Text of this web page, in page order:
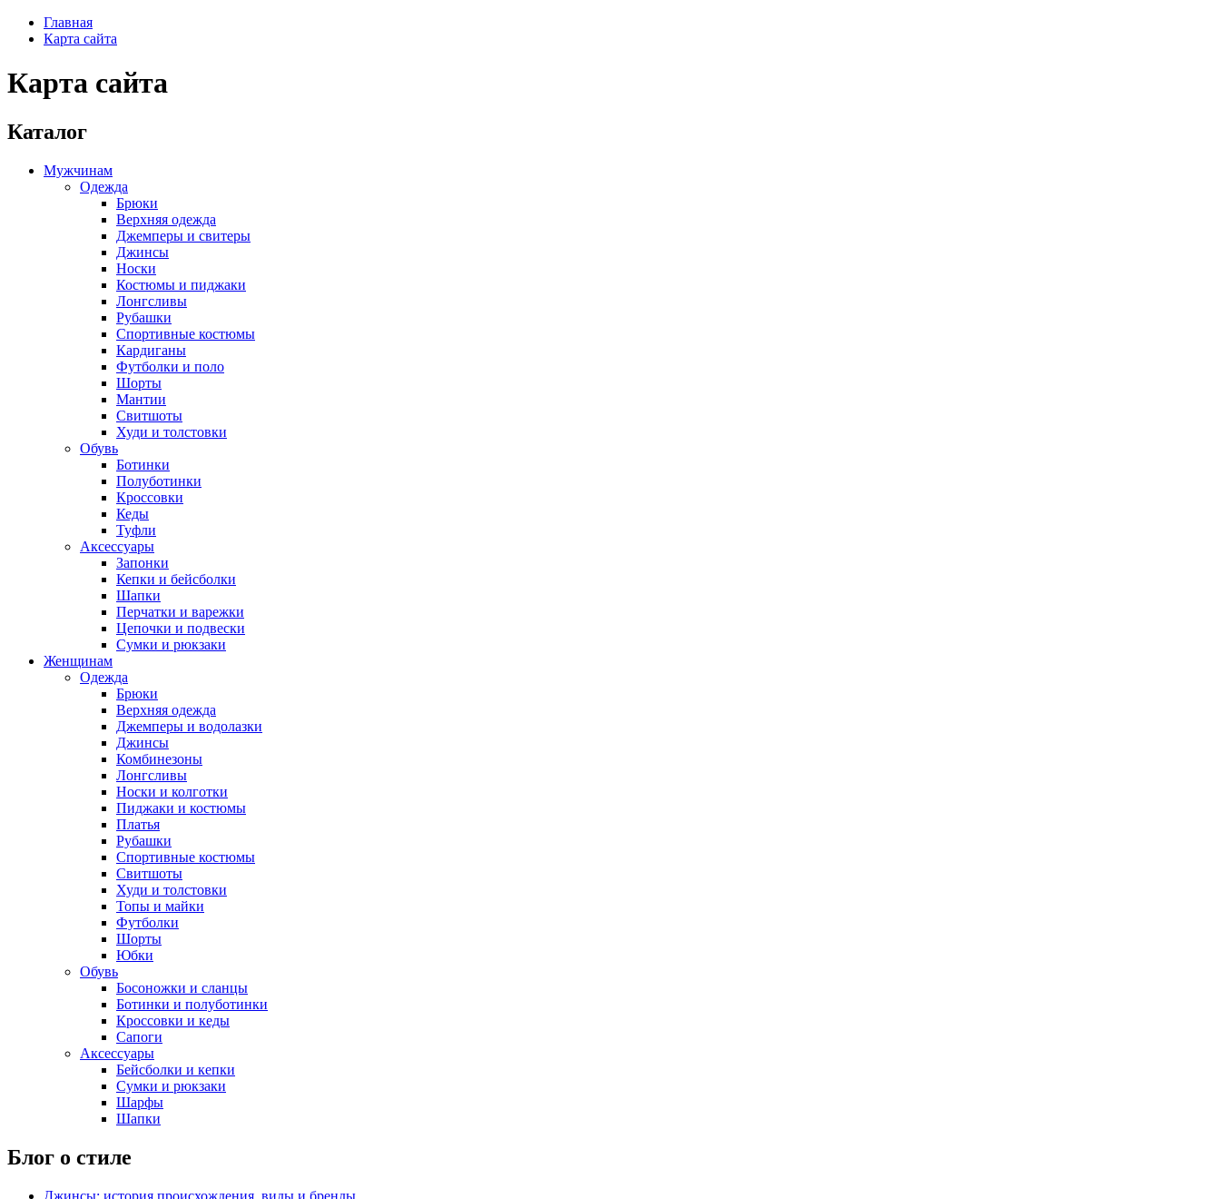
Главная
Карта сайта
Карта сайта
Каталог
Мужчинам
Одежда
Брюки
Верхняя одежда
Джемперы и свитеры
Джинсы
Носки
Костюмы и пиджаки
Лонгсливы
Рубашки
Спортивные костюмы
Кардиганы
Футболки и поло
Шорты
Мантии
Свитшоты
Худи и толстовки
Обувь
Ботинки
Полуботинки
Кроссовки
Кеды
Туфли
Аксессуары
Запонки
Кепки и бейсболки
Шапки
Перчатки и варежки
Цепочки и подвески
Сумки и рюкзаки
Женщинам
Одежда
Брюки
Верхняя одежда
Джемперы и водолазки
Джинсы
Комбинезоны
Лонгсливы
Носки и колготки
Пиджаки и костюмы
Платья
Рубашки
Спортивные костюмы
Свитшоты
Худи и толстовки
Топы и майки
Футболки
Шорты
Юбки
Обувь
Босоножки и сланцы
Ботинки и полуботинки
Кроссовки и кеды
Сапоги
Аксессуары
Бейсболки и кепки
Сумки и рюкзаки
Шарфы
Шапки
Блог о стиле
Джинсы: история происхождения, виды и бренды